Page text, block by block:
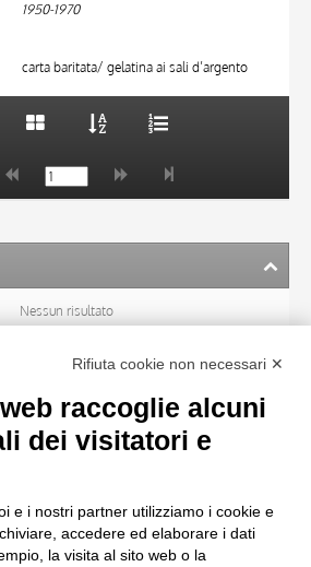
1950-1970
carta baritata/ gelatina ai sali d’argento
20 RISULTATI
Nessun risultato
Rifiuta cookie non necessari ✕
raccoglie alcuni
dei visitatori e
e i nostri partner utilizziamo i cookie e
accedere ed elaborare i dati
la visita al sito web o la